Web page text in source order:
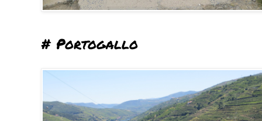
# Portogallo